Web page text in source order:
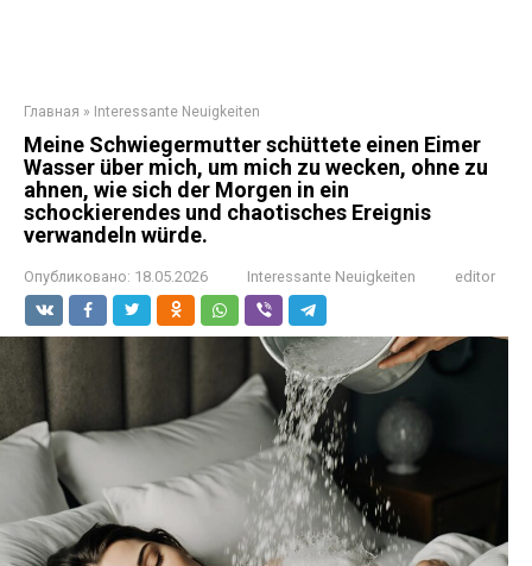
Главная » Interessante Neuigkeiten
Meine Schwiegermutter schüttete einen Eimer
Wasser über mich, um mich zu wecken, ohne zu
ahnen, wie sich der Morgen in ein
schockierendes und chaotisches Ereignis
verwandeln würde.
Опубликовано: 18.05.2026 Interessante Neuigkeiten editor